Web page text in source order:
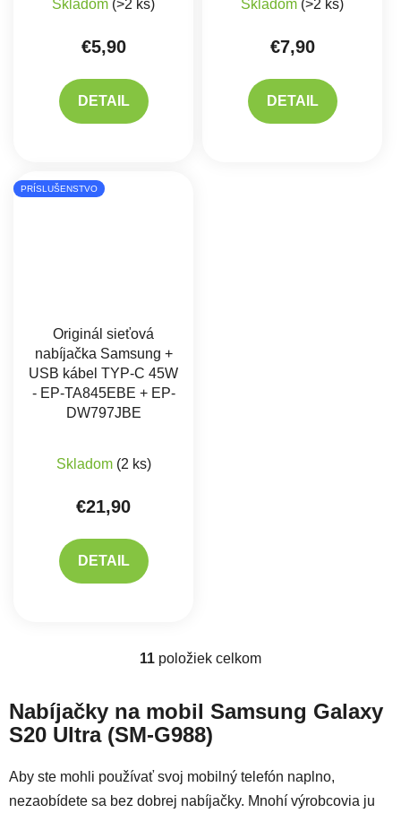
Skladom (>2 ks)
€5,90
DETAIL
Skladom (>2 ks)
€7,90
DETAIL
PRÍSLUŠENSTVO
Originál sieťová
nabíjačka Samsung +
USB kábel TYP-C 45W
- EP-TA845EBE + EP-
DW797JBE
Skladom (2 ks)
€21,90
DETAIL
Ovládacie prvky výpisu
11 položiek celkom
Nabíjačky na mobil Samsung Galaxy
S20 Ultra (SM-G988)
Aby ste mohli používať svoj mobilný telefón naplno,
nezaobídete sa bez dobrej nabíjačky. Mnohí výrobcovia ju